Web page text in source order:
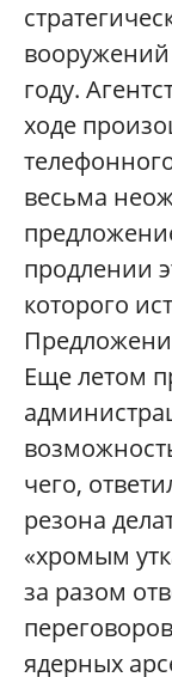
году.
ходе
весьма
продлении
которого
Еще летом
чего,
резона
«хромым
за разом
ядерных